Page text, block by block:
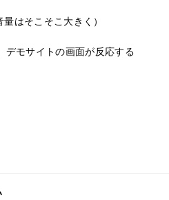
はそこそこ大きく）
デモサイトの画面が反応する